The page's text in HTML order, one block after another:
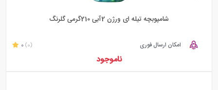
شامپوبچه تیله ای ورژن 2آبی 210گرمی گلرنگ
امکان ارسال فوری 0 (0)
ناموجود